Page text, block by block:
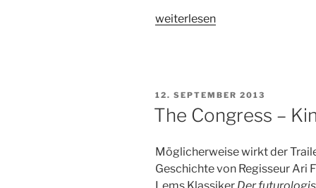
„Der
Kinostart:
20.08.2015“
weiterlesen
VERÖFFENTLICHT
AM
12. SEPTEMBER 2013
The Congress –
Möglicherweise wirkt der
Geschichte von Regisseur Ari